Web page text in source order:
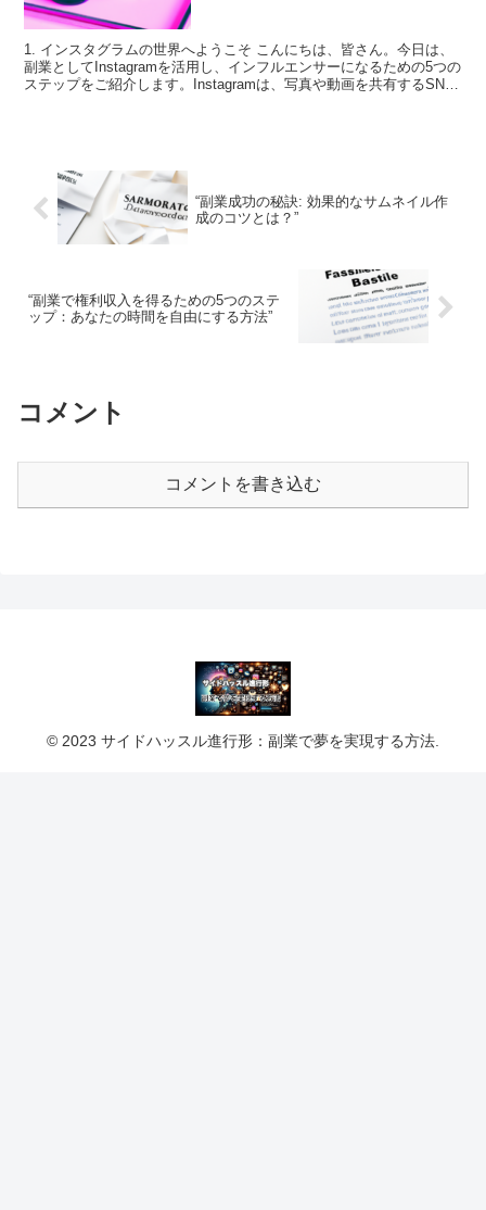
1. インスタグラムの世界へようこそ こんにちは、皆さん。今日は、
副業としてInstagramを活用し、インフルエンサーになるための5つの
ステップをご紹介します。Instagramは、写真や動画を共有するSNS
“副業成功の秘訣: 効果的なサムネイル作
成のコツとは？”
“副業で権利収入を得るための5つのステ
ップ：あなたの時間を自由にする方法”
コメント
コメントを書き込む
© 2023 サイドハッスル進行形：副業で夢を実現する方法.